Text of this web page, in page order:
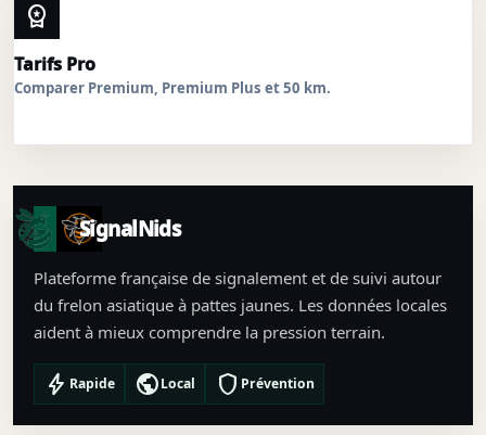
workspace_premium
Tarifs Pro
Comparer Premium, Premium Plus et 50 km.
SignalNids
Plateforme française de signalement et de suivi autour
du frelon asiatique à pattes jaunes. Les données locales
aident à mieux comprendre la pression terrain.
bolt Rapide publicLocal shield Prévention